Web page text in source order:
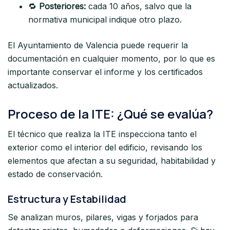
🔁 Posteriores: cada 10 años, salvo que la
normativa municipal indique otro plazo.
El Ayuntamiento de Valencia puede requerir la
documentación en cualquier momento, por lo que es
importante conservar el informe y los certificados
actualizados.
Proceso de la ITE: ¿Qué se evalúa?
El técnico que realiza la ITE inspecciona tanto el
exterior como el interior del edificio, revisando los
elementos que afectan a su seguridad, habitabilidad y
estado de conservación.
Estructura y Estabilidad
Se analizan muros, pilares, vigas y forjados para